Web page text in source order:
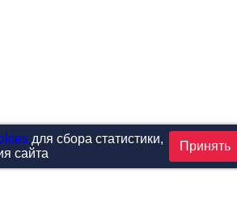
для сбора статистики,
сайта
Принять